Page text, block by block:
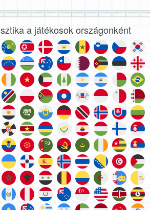
a játékosok országonként